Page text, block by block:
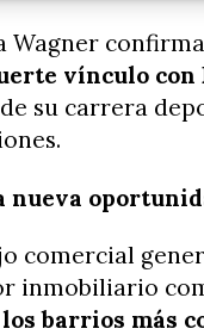
Wagner
vínculo con
su carrera
nueva
comercial
inmobiliario
barrios más